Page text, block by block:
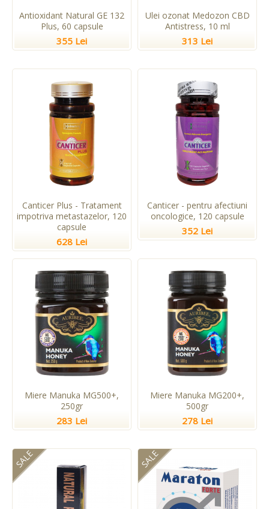
Antioxidant Natural GE 132
Plus, 60 capsule
355 Lei
Ulei ozonat Medozon CBD
Antistress, 10 ml
313 Lei
Canticer Plus - Tratament
impotriva metastazelor, 120
capsule
628 Lei
Canticer - pentru afectiuni
oncologice, 120 capsule
352 Lei
Miere Manuka MG500+,
250gr
283 Lei
Miere Manuka MG200+,
500gr
278 Lei
SALE SALE